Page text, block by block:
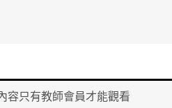
容只有教師會員才能觀看